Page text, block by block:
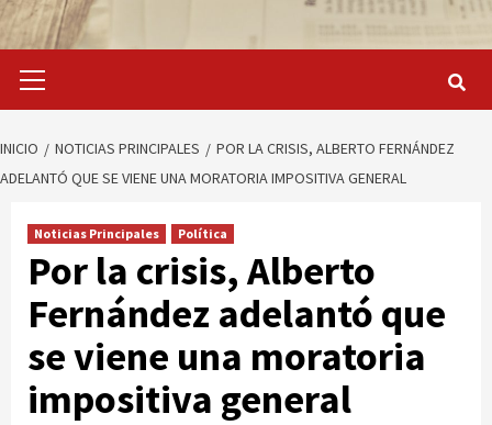
primario
INICIO NOTICIAS PRINCIPALES
POR LA CRISIS, ALBERTO FERNÁNDEZ
ADELANTÓ QUE SE VIENE UNA MORATORIA IMPOSITIVA GENERAL
Noticias Principales Política
Por la crisis, Alberto
Fernández adelantó que
se viene una moratoria
impositiva general